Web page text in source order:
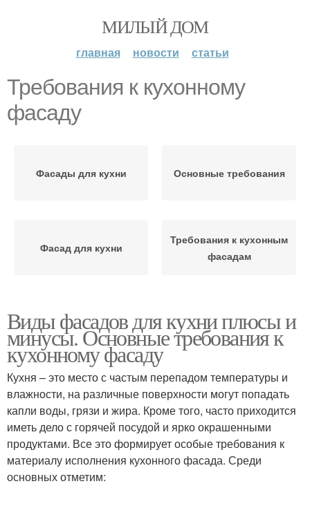
МИЛЫЙ ДОМ
главная новости статьи
Требования к кухонному
фасаду
Фасады для кухни Основные требования
Фасад для кухни
Требования к кухонным
фасадам
Виды фасадов для кухни плюсы и
минусы. Основные требования к
кухонному фасаду
Кухня – это место с частым перепадом температуры и
влажности, на различные поверхности могут попадать
капли воды, грязи и жира. Кроме того, часто приходится
иметь дело с горячей посудой и ярко окрашенными
продуктами. Все это формирует особые требования к
материалу исполнения кухонного фасада. Среди
основных отметим: